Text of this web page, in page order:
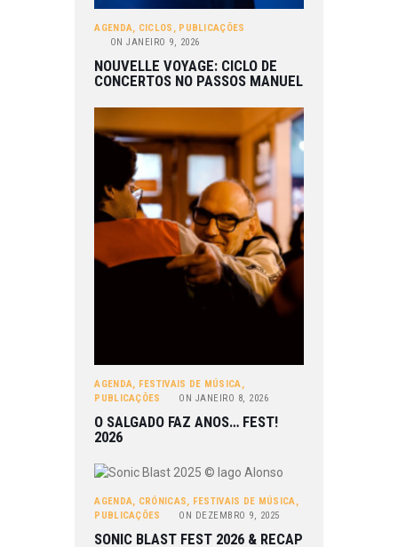
AGENDA, CICLOS , PUBLICAÇÕES
ON JANEIRO 9, 2026
NOUVELLE VOYAGE: CICLO DE
CONCERTOS NO PASSOS MANUEL
AGENDA, FESTIVAIS DE MÚSICA,
PUBLICAÇÕES
ON JANEIRO 8, 2026
O SALGADO FAZ ANOS… FEST!
2026
AGENDA, CRÓNICAS, FESTIVAIS DE MÚSICA,
PUBLICAÇÕES
ON DEZEMBRO 9, 2025
SONIC BLAST FEST 2026 & RECAP